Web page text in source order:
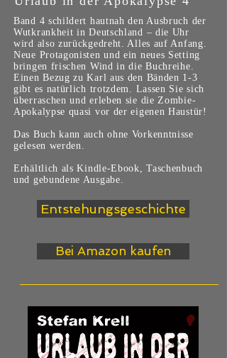
Band 4 schildert hautnah den Ausbruch der
Wutkrankheit in Deutschland – die Uhr
wird also zurückgedreht. Alles auf Anfang.
Neue Protagonisten und ein neues Setting
bringen frischen Wind in die Buchreihe.
Einen Bezug zu Karl aus den Bänden 1-3
gibt es natürlich trotzdem. Lassen Sie sich
überraschen und erleben sie die Zombie-
Apokalypse quasi vor der eigenen Haustür!
Das Buch kann auch ohne Vorkenntnisse
gelesen werden.
Erhältlich als Kindle-Ebook, Taschenbuch
und gebundene Ausgabe.
Entstehungsgeschichte
Bei Amazon kaufen